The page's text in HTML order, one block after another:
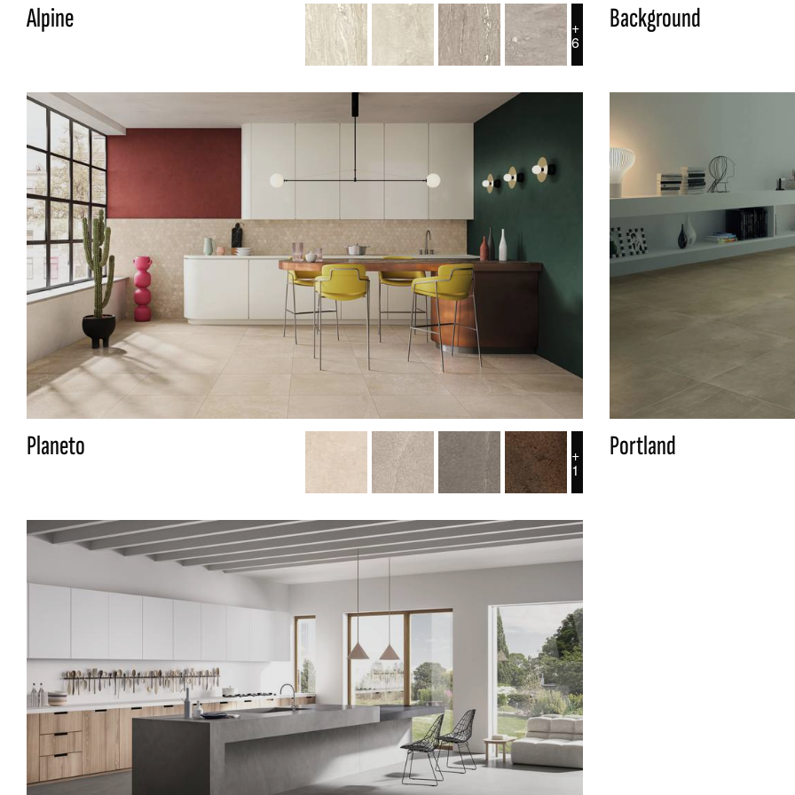
Alpine +
6
Background
Planeto +
1
Portland